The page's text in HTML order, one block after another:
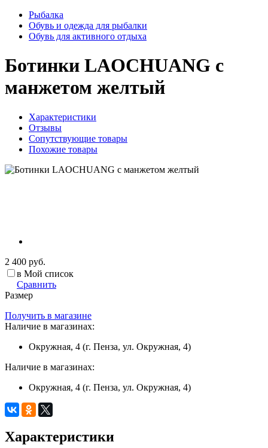
Рыбалка
Обувь и одежда для рыбалки
Обувь для активного отдыха
Ботинки LAOCHUANG с
манжетом желтый
Характеристики
Отзывы
Сопутствующие товары
Похожие товары
2 400 руб.
в Мой список
Сравнить
Размер
Получить в магазине
Наличие в магазинах:
Окружная, 4 (г. Пенза, ул. Окружная, 4)
Наличие в магазинах:
Окружная, 4 (г. Пенза, ул. Окружная, 4)
Характеристики